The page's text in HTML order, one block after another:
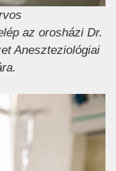
az orosházi Dr.
Aneszteziológiai